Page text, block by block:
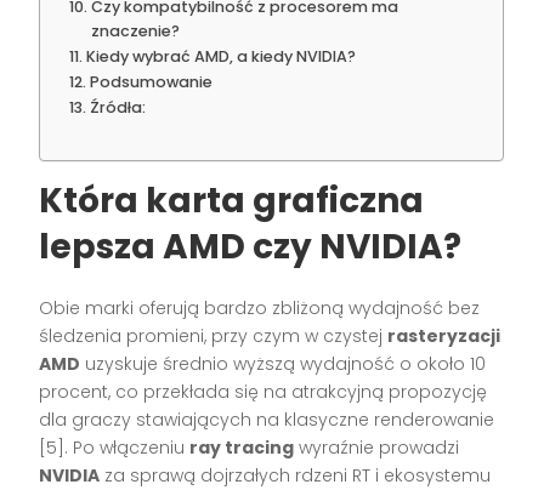
Czy kompatybilność z procesorem ma
znaczenie?
Kiedy wybrać AMD, a kiedy NVIDIA?
Podsumowanie
Źródła:
Która karta graficzna
lepsza AMD czy NVIDIA?
Obie marki oferują bardzo zbliżoną wydajność bez
śledzenia promieni, przy czym w czystej rasteryzacji
AMD uzyskuje średnio wyższą wydajność o około 10
procent, co przekłada się na atrakcyjną propozycję
dla graczy stawiających na klasyczne renderowanie
[5]. Po włączeniu ray tracing wyraźnie prowadzi
NVIDIA za sprawą dojrzałych rdzeni RT i ekosystemu